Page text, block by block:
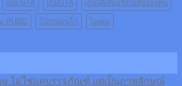
เกม GTA เกมGTA เกมได้เงินจริงไม่ต้องลงทุน
PUBG โปเกม่อนโก ไอเดน
ษ ไม่ใช่แค่บรรจุภัณฑ์ แต่เป็นภาพลักษณ์